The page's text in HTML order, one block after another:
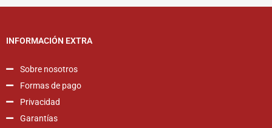
INFORMACIÓN EXTRA
Sobre nosotros
Formas de pago
Privacidad
Garantías